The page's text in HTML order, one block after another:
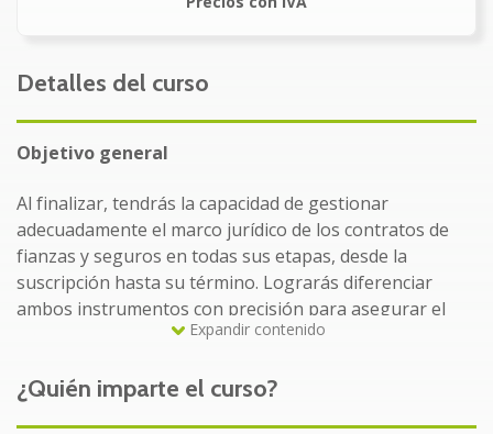
Detalles del curso
Objetivo general
Al finalizar, tendrás la capacidad de gestionar
adecuadamente el marco jurídico de los contratos de
fianzas y seguros en todas sus etapas, desde la
suscripción hasta su término. Lograrás diferenciar
ambos instrumentos con precisión para asegurar el
cumplimiento de servicios o reducir vulnerabilidades
Expandir contenido
¿Quién imparte el curso?